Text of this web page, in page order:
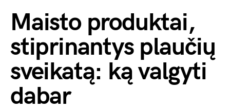
Maisto produktai,
stiprinantys plaučių
sveikatą: ką valgyti
dabar